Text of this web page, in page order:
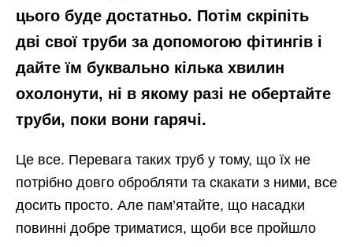
цього буде достатньо. Потім скріпіть
дві свої труби за допомогою фітингів і
дайте їм буквально кілька хвилин
охолонути, ні в якому разі не обертайте
труби, поки вони гарячі.
Це все. Перевага таких труб у тому, що їх не
потрібно довго обробляти та скакати з ними, все
досить просто. Але пам’ятайте, що насадки
повинні добре триматися, щоби все пройшло